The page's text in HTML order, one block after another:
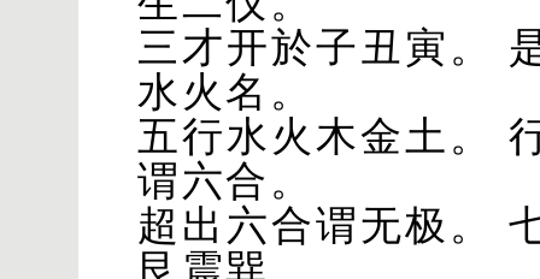
三才开於子丑寅。
水火名。
五行水火木金土。
谓六合。
超出六合谓无极。
艮震巽。